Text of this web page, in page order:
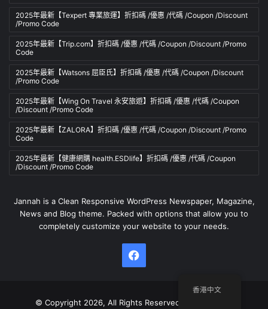
2025年最新【Texpert 專業旅運】折扣碼 /優惠 /代碼 /Coupon /Discount
/Promo Code
2025年最新【Trip.com】折扣碼 /優惠 /代碼 /Coupon /Discount /Promo
Code
2025年最新【Watsons 屈臣氏】折扣碼 /優惠 /代碼 /Coupon /Discount
/Promo Code
2025年最新【Wing On Travel 永安旅遊】折扣碼 /優惠 /代碼 /Coupon
/Discount /Promo Code
2025年最新【ZALORA】折扣碼 /優惠 /代碼 /Coupon /Discount /Promo
Code
2025年最新【健康網購 health.ESDlife】折扣碼 /優惠 /代碼 /Coupon
/Discount /Promo Code
Jannah is a Clean Responsive WordPress Newspaper, Magazine,
News and Blog theme. Packed with options that allow you to
completely customize your website to your needs.
© Copyright 2026, All Rights Reserved | Member of
香港中文